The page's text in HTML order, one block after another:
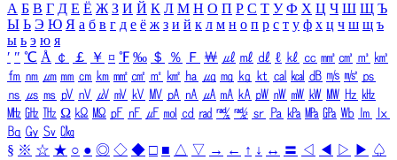
А Б В Г Д Е Ё Ж З И Й К Л М Н О П Р С Т У Ф Х Ц Ч Ш Щ Ъ
Ы Ь Э Ю Я а б в г д е ё ж з и й к л м н о п р с т у ф х ц ч ш щ ъ
ы ь э ю я
′ ″ ℃ Å ￠ ￡ ￥ ¤ ℉ ‰ ＄ ％ Ｆ ￦ ㎕ ㎖ ㎗ ℓ ㎘ ㏄ ㎣ ㎤ ㎥ ㎦
㎙ ㎚ ㎛ ㎜ ㎝ ㎞ ㎟ ㎠ ㎡ ㎢ ㏊ ㎍ ㎎ ㎏ ㏏ ㎈ ㎉ ㏈ ㎧ ㎨ ㎰
㎱ ㎲ ㎳ ㎴ ㎵ ㎶ ㎷ ㎸ ㎹ ㎀ ㎁ ㎂ ㎃ ㎄ ㎺ ㎻ ㎽ ㎾ ㎿ ㎐ ㎑
㎒ ㎓ ㎔ Ω ㏀ ㏁ ㎊ ㎋ ㎌ ㏖ ㏅ ㎭ ㎮ ㎯ ㏛ ㎩ ㎪ ㎫ ㎬ ㏝ ㏐
㏓
㏃ ㏉ ㏜ ㏆
§ ※ ☆ ★ ○ ● ◎ ◇ ◆ □ ■ △ ▽ → ← ↑ ↓ ↔ 〓 ◁ ◀ ▷ ▶ ♤